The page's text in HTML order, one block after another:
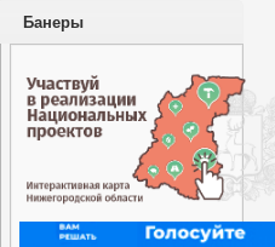
Банеры